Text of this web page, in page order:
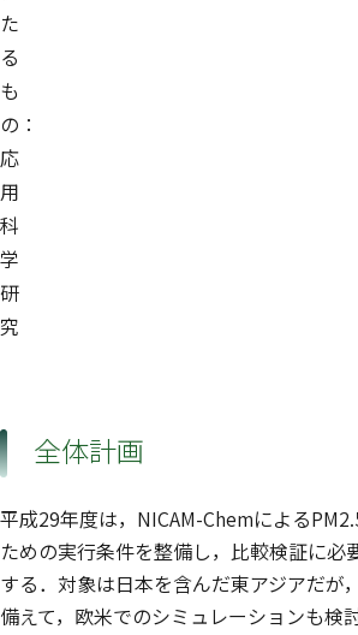
た
る
も
の：
応
用
科
学
研
究
全体計画
平成29年度は，NICAM-Chemによる
ための実行条件を整備し，比較検証に必
する．対象は日本を含んだ東アジアだが
備えて，欧米でのシミュレーションも検